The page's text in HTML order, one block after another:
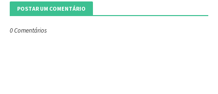
POSTAR UM COMENTÁRIO
0 Comentários